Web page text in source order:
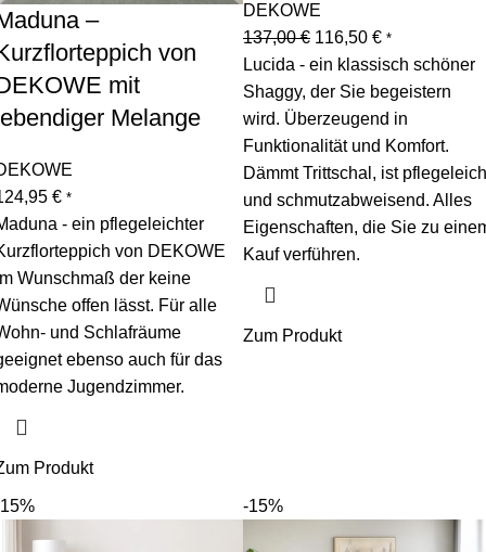
–
von
mit
Melange
€ *
- ein pflegeleichter
von DEKOWE
Wunschmaß der keine
offen lässt. Für alle
und Schlafräume
ebenso auch für das
Jugendzimmer.
Produkt
DEKOWE
137,00€ 116,50 € *
Lucida - ein klassisch schöner
Shaggy, der Sie begeistern
wird. Überzeugend in
Funktionalität und Komfort.
Dämmt Trittschal, ist
und schmutzabweisend. Alles
Eigenschaften, die Sie zu
Kauf verführen.
Zum Produkt
-15%